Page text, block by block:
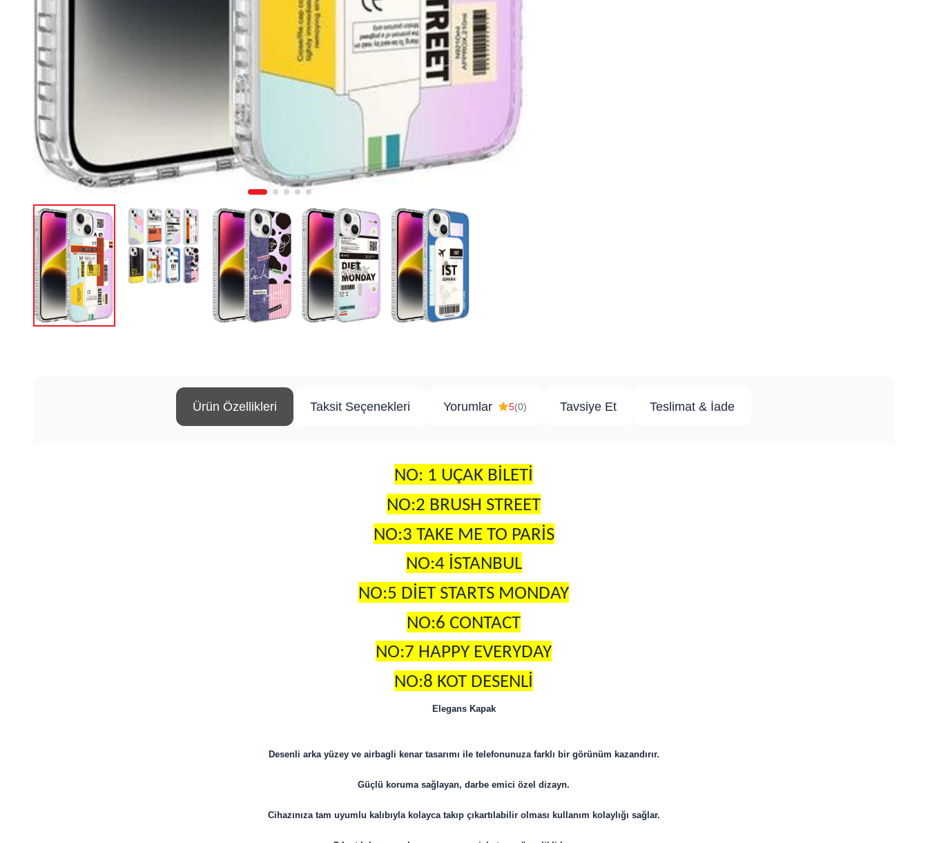
Ürün Özellikleri Taksit Seçenekleri Yorumlar 5(0) Tavsiye Et Teslimat & İade
NO: 1 UÇAK BİLETİ
NO:2 BRUSH STREET
NO:3 TAKE ME TO PARİS
NO:4 İSTANBUL
NO:5 DİET STARTS MONDAY
NO:6 CONTACT
NO:7 HAPPY EVERYDAY
NO:8 KOT DESENLİ
Elegans Kapak
Desenli arka yüzey ve airbagli kenar tasarımı ile telefonunuza farklı bir görünüm kazandırır.
Güçlü koruma sağlayan, darbe emici özel dizayn.
Cihazınıza tam uyumlu kalıbıyla kolayca takıp çıkartılabilir olması kullanım kolaylığı sağlar.